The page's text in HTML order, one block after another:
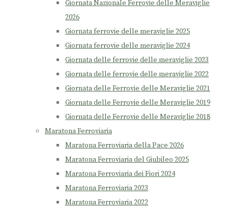
Giornata Nazionale Ferrovie delle Meraviglie
2026
Giornata ferrovie delle meraviglie 2025
Giornata ferrovie delle meraviglie 2024
Giornata delle ferrovie delle meraviglie 2023
Giornata delle ferrovie delle meraviglie 2022
Giornata delle Ferrovie delle Meraviglie 2021
Giornata delle Ferrovie delle Meraviglie 2019
Giornata delle Ferrovie delle Meraviglie 2018
Maratona Ferroviaria
Maratona Ferroviaria della Pace 2026
Maratona Ferroviaria del Giubileo 2025
Maratona Ferroviaria dei Fiori 2024
Maratona Ferroviaria 2023
Maratona Ferroviaria 2022